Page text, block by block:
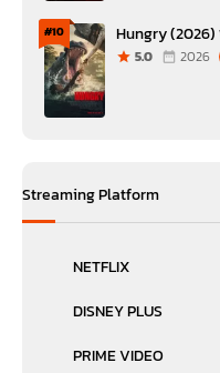
#10 Hungry (2026)
5.0 2026
Streaming Platform
NETFLIX
DISNEY PLUS
PRIME VIDEO